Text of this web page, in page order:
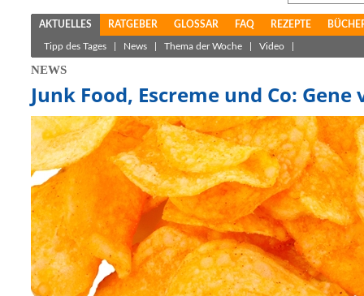
AKTUELLES RATGEBER GLOSSAR FAQ REZEPTE
Tipp des Tages News Thema der Woche Video
NEWS
Junk Food, Escreme und Co: